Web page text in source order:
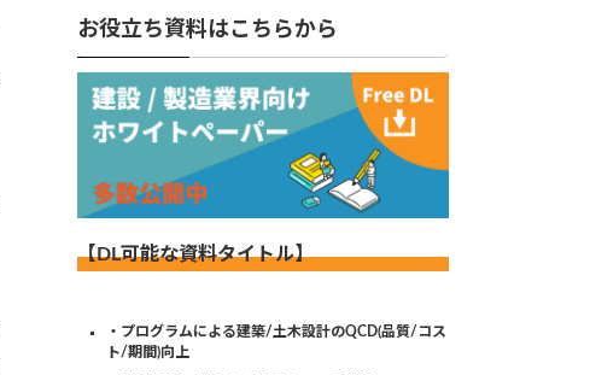
お役立ち資料はこちらから
【DL可能な資料タイトル】
・プログラムによる建築/土木設計のQCD(品質/コス
ト/期間)向上